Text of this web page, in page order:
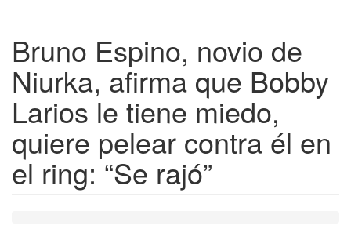
Bruno Espino, novio de
Niurka, afirma que Bobby
Larios le tiene miedo,
quiere pelear contra él en
el ring: “Se rajó”